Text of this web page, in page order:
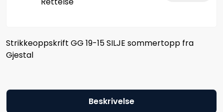
Strikkeoppskrift GG 19-15 SILJE sommertopp fra
Gjestal
Beskrivelse